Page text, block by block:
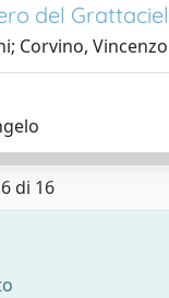
del
Corvino, Vincenzo
di 16